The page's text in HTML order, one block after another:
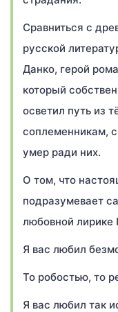
Сравниться с
русской
Данко, герой
который
осветил путь из
соплеменникам,
умер ради них.
О том, что
подразумевает
любовной лирике
Я вас любил
То робостью, то
Я вас любил так